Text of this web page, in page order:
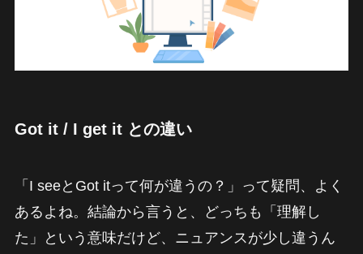
Got it / I get it との違い
「I seeとGot itって何が違うの？」って疑問、よく
あるよね。結論から言うと、どっちも「理解し
た」という意味だけど、ニュアンスが少し違うん